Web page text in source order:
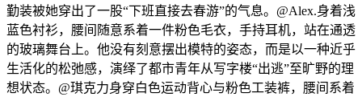
勤装被她穿出了一股“下班直接去春游”的气息。@Alex.身着浅
蓝色衬衫，腰间随意系着一件粉色毛衣，手持耳机，站在通透
的玻璃舞台上。他没有刻意摆出模特的姿态，而是以一种近乎
生活化的松弛感，演绎了都市青年从写字楼“出逃”至旷野的理
想状态。@琪克力身穿白色运动背心与粉色工装裤，腰间系着